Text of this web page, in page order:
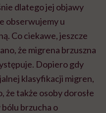
dlatego jej objawy
obserwujemy u
Co ciekawe, jeszcze
że migrena brzuszna
Dopiero gdy
klasyfikacji migren,
że także osoby dorosłe
brzucha o